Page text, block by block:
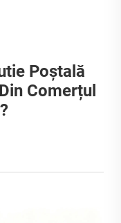
Poștală
Comerțul